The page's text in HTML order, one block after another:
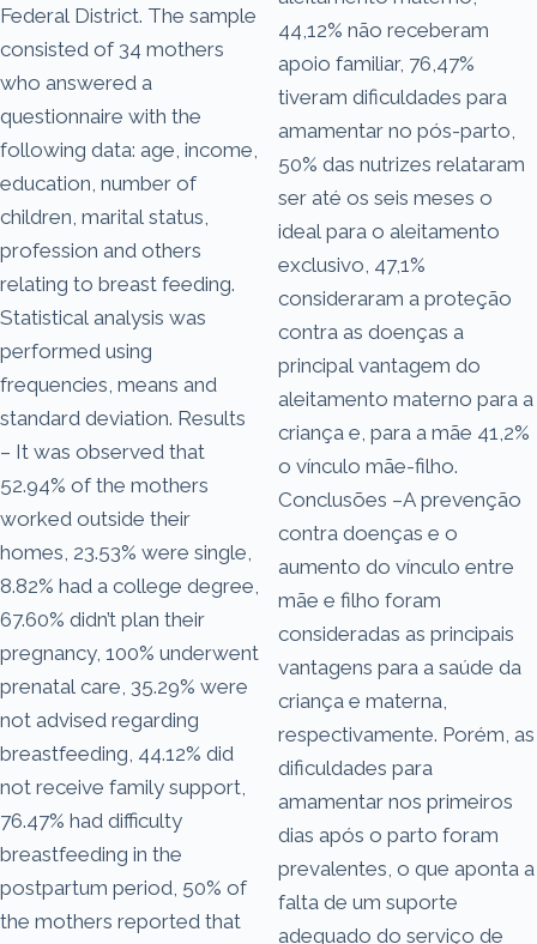
Federal District. The sample
consisted of 34 mothers
who answered a
questionnaire with the
following data: age, income,
education, number of
children, marital status,
profession and others
relating to breast feeding.
Statistical analysis was
performed using
frequencies, means and
standard deviation. Results
– It was observed that
52.94% of the mothers
worked outside their
homes, 23.53% were single,
8.82% had a college degree,
67.60% didn’t plan their
pregnancy, 100% underwent
prenatal care, 35.29% were
not advised regarding
breastfeeding, 44.12% did
not receive family support,
76.47% had difficulty
breastfeeding in the
postpartum period, 50% of
the mothers reported that
44,12% não receberam
apoio familiar, 76,47%
tiveram dificuldades para
amamentar no pós-parto,
50% das nutrizes relataram
ser até os seis meses o
ideal para o aleitamento
exclusivo, 47,1%
consideraram a proteção
contra as doenças a
principal vantagem do
aleitamento materno para a
criança e, para a mãe 41,2%
o vínculo mãe-filho.
Conclusões –A prevenção
contra doenças e o
aumento do vínculo entre
mãe e filho foram
consideradas as principais
vantagens para a saúde da
criança e materna,
respectivamente. Porém, as
dificuldades para
amamentar nos primeiros
dias após o parto foram
prevalentes, o que aponta a
falta de um suporte
adequado do serviço de